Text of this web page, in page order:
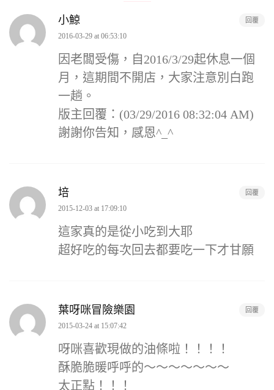
小鯨
2016-03-29 at 06:53:10
因老闆受傷，自2016/3/29起休息一個
月，這期間不開店，大家注意別白跑
一趟。
版主回覆：(03/29/2016 08:32:04 AM)
謝謝你告知，感恩^_^
回覆
培
2015-12-03 at 17:09:10
這家真的是從小吃到大耶
超好吃的每次回去都要吃一下才甘願
回覆
葉呀咪冒險樂園
2015-03-24 at 15:07:42
呀咪喜歡現做的油條啦！！！！
酥脆脆暖呼呼的～～～～～～～
太正點！！！
回覆